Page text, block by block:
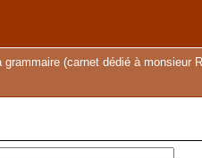
(carnet dédié à monsieur